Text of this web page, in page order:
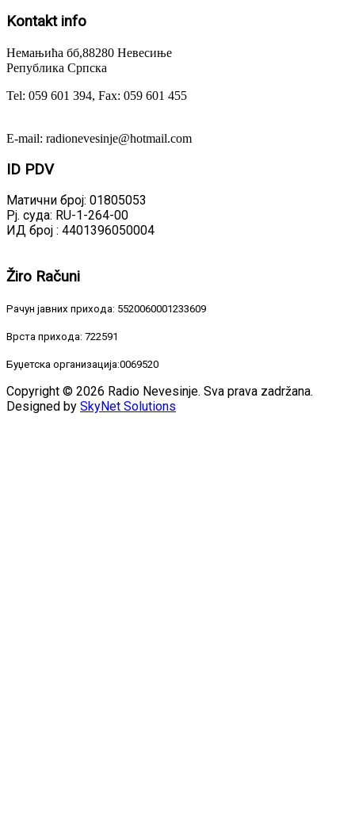
Kontaktinfo
Немањића бб,88280 Невесиње
Република Српска
Tel: 059 601 394, Fax: 059 601 455
E-mail: radionevesinje@hotmail.com
ID PDV
Матични број: 01805053
Рј. суда: RU-1-264-00
ИД број : 4401396050004
Žiro Računi
Рачун јавних прихода: 5520060001233609
Врста прихода: 722591
Буџетска организација:0069520
Copyright © 2026 Radio Nevesinje. Sva prava zadržana.
Designed by SkyNet Solutions